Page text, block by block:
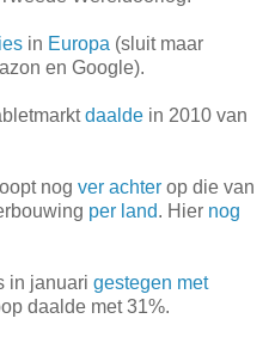
in Europa (sluit maar
en Google).
daalde in 2010 van
nog ver achter op die van
per land. Hier nog
in januari gestegen met
daalde met 31%.